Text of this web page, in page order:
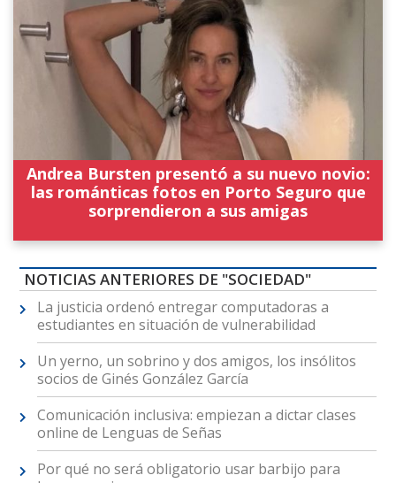
Andrea Bursten presentó a su nuevo novio:
las románticas fotos en Porto Seguro que
sorprendieron a sus amigas
NOTICIAS ANTERIORES DE "SOCIEDAD"
La justicia ordenó entregar computadoras a
estudiantes en situación de vulnerabilidad
Un yerno, un sobrino y dos amigos, los insólitos
socios de Ginés González García
Comunicación inclusiva: empiezan a dictar clases
online de Lenguas de Señas
Por qué no será obligatorio usar barbijo para